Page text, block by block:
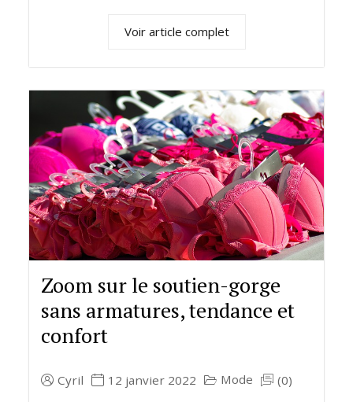
Voir article complet
Zoom sur le soutien-gorge
sans armatures, tendance et
confort
Cyril 12 janvier 2022 Mode (0)